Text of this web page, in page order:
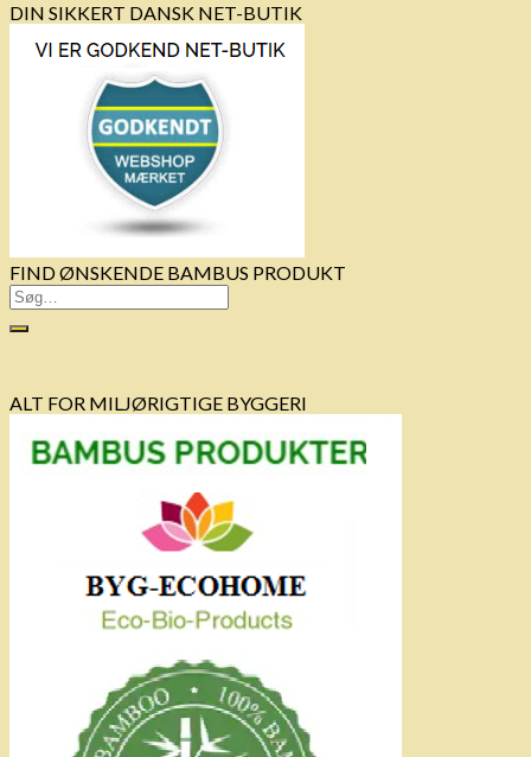
DIN SIKKERT DANSK NET-BUTIK
FIND ØNSKENDE BAMBUS PRODUKT
ALT FOR MILJØRIGTIGE BYGGERI